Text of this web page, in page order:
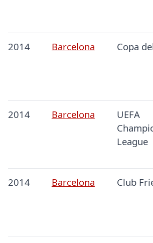
2014 Barcelona Copa
2014 Barcelona
UEFA
League
2014 Barcelona Club